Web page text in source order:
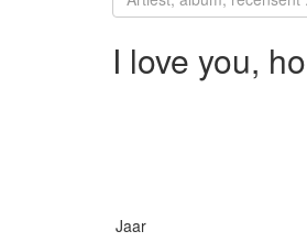
I love you,
Jaar